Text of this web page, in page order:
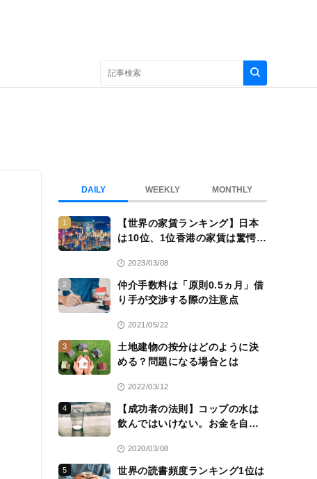
DAILY WEEKLY MONTHLY
1
【世界の家賃ランキング】日本
は10位、1位香港の家賃は驚愕
2023/03/08
2
仲介手数料は「原則0.5ヵ月」借
り手が交渉する際の注意点
2021/05/22
3
土地建物の按分はどのように決
める？問題になる場合とは
2022/03/12
4
【成功者の法則】コップの水は
飲んではいけない。お金を自分
える2020/03/08
5
世界の読書頻度ランキング1位は